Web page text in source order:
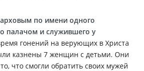
по имени одного
палачом и служившего у
гонений на верующих в Христа
казнены 7 женщин с детьми. Они
что смогли обратить своих мужей